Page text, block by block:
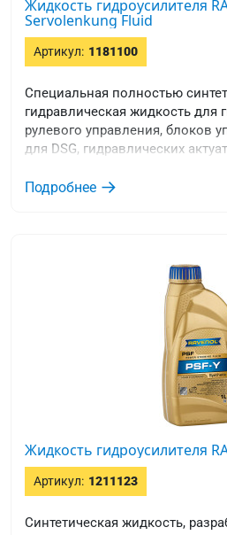
Жидкость гидроусилителя
Servolenkung Fluid
Артикул: 1181100
Специальная полностью
гидравлическая жидкость для
рулевого управления, блоков
для DSG, гидравлических
роботизированных коробок
Подробнее
Жидкость гидроусилителя
Артикул: 1211123
Синтетическая жидкость,